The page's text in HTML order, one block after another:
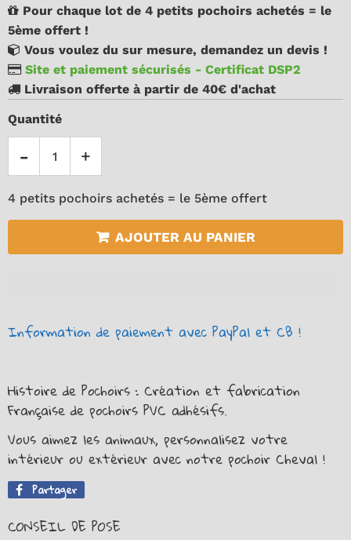
Pour chaque lot de 4 petits pochoirs achetés = le
5ème offert !
Vous voulez du sur mesure, demandez un devis !
Site et paiement sécurisés - Certificat DSP2
Livraison offerte à partir de 40€ d'achat
Quantité
+
-
4 petits pochoirs achetés = le 5ème offert
AJOUTER AU PANIER
Information de paiement avec PayPal et CB !
Histoire de Pochoirs : Création et fabrication
Française de pochoirs PVC adhésifs.
Vous aimez les animaux, personnalisez votre
intérieur ou extérieur avec notre pochoir Cheval !
Partager
Facebook
CONSEIL DE POSE